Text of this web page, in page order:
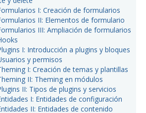
I: Creación de formularios
II: Elementos de formulario
III: Ampliación de formularios
I: Introducción a plugins y bloques
y permisos
I: Creación de temas y plantillas
II: Theming en módulos
II: Tipos de plugins y servicios
I: Entidades de configuración
II: Entidades de contenido